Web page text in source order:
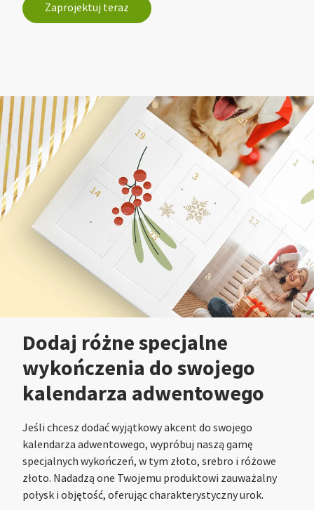
Zaprojektuj teraz
Dodaj różne specjalne
wykończenia do swojego
kalendarza adwentowego
Jeśli chcesz dodać wyjątkowy akcent do swojego
kalendarza adwentowego, wypróbuj naszą gamę
specjalnych wykończeń, w tym złoto, srebro i różowe
złoto. Nadadzą one Twojemu produktowi zauważalny
połysk i objętość, oferując charakterystyczny urok.